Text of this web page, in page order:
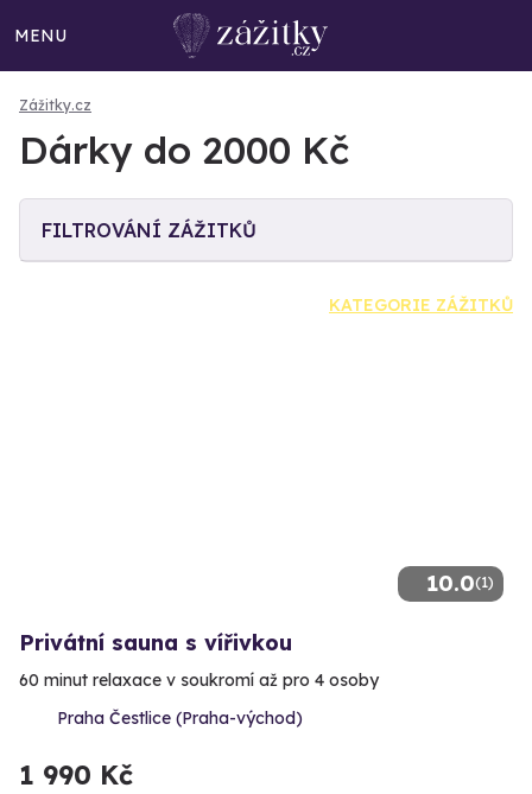
MENU
Zážitky.cz
Dárky do 2000 Kč
FILTROVÁNÍ ZÁŽITKŮ
KATEGORIE ZÁŽITKŮ
10.0(1)
Privátní sauna s vířivkou
60 minut relaxace v soukromí až pro 4 osoby
Praha Čestlice (Praha-východ)
1 990 Kč